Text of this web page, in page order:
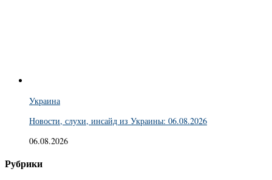
Украина
Новости, слухи, инсайд из Украины: 06.08.2026
06.08.2026
Рубрики